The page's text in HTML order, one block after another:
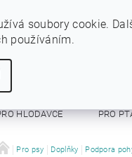
HLODAVCE PRO
A RESPIRÁTORY
Pro psy Doplňky Podpora
soubory cookie.
používáním.